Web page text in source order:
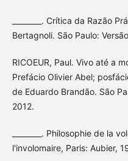
________. Crítica da Razão
Bertagnoli. São Paulo:
RICOEUR, Paul. Vivo até a
Prefácio Olivier Abel;
de Eduardo Brandão. São
2012.
________. Philosophie de la
l'involomaire, Paris: Aubier,